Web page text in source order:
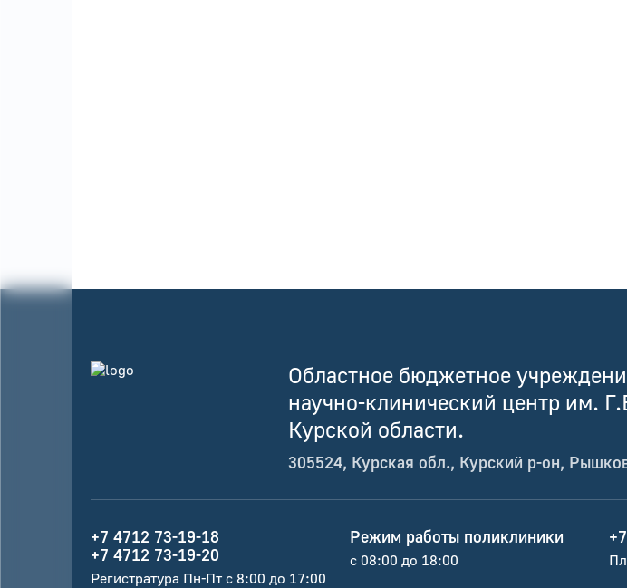
Областное бюджетное
научно-клинический центр им.
Курской области.
305524, Курская обл., Курский р-он,
+7 4712 73-19-18
+7 4712 73-19-20
Регистратура Пн-Пт с 8:00 до 17:00
Режим работы поликлиники
с 08:00 до 18:00